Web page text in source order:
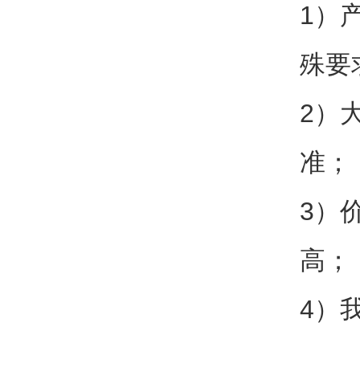
1）
殊要
2）
准；
3）
高；
4）